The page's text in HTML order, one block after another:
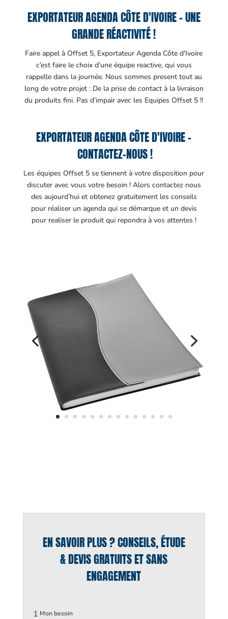
EXPORTATEUR AGENDA CÔTE D'IVOIRE – UNE
GRANDE RÉACTIVITÉ !
Faire appel à Offset 5, Exportateur Agenda Côte d'Ivoire
c’est faire le choix d’une équipe reactive, qui vous
rappelle dans la journée. Nous sommes present tout au
long de votre projet : De la prise de contact à la livraison
du produits fini. Pas d’impair avec les Equipes Offset 5 !!
EXPORTATEUR AGENDA CÔTE D'IVOIRE –
CONTACTEZ-NOUS !
Les équipes Offset 5 se tiennent à votre disposition pour
discuter avec vous votre besoin ! Alors contactez nous
des aujourd’hui et obtenez gratuitement les conseils
pour réaliser un agenda qui se démarque et un devis
pour realiser le produit qui repondra à vos attentes !
EN SAVOIR PLUS ? CONSEILS, ÉTUDE
& DEVIS GRATUITS ET SANS
ENGAGEMENT
1 Mon besoin